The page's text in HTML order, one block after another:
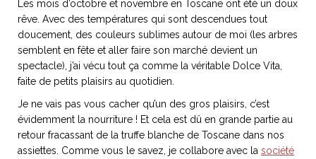
NOS ARTICLES ART ET DESIGN
de tous les
superlatifs
Les mois d’octobre et novembre en Toscane ont été un doux
rêve. Avec des températures qui sont descendues tout
doucement, des couleurs sublimes autour de moi (les arbres
semblent en fête et aller faire son marché devient un
spectacle), j’ai vécu tout ça comme la véritable Dolce Vita,
faite de petits plaisirs au quotidien.
Je ne vais pas vous cacher qu’un des gros plaisirs, c’est
évidemment la nourriture ! Et cela est dû en grande partie au
retour fracassant de la truffe blanche de Toscane dans nos
assiettes. Comme vous le savez, je collabore avec la société